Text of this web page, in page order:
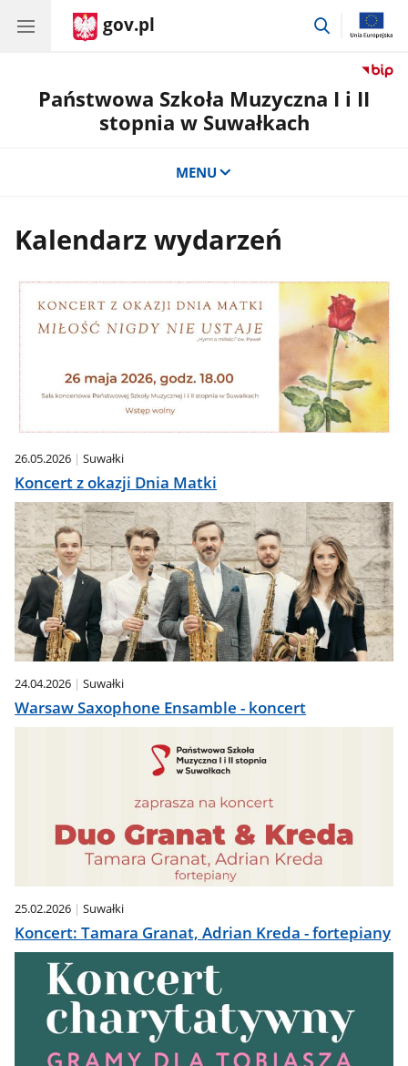
gov.pl
przejdź
Państwowa Szkoła Muzyczna I i II
stopnia w Suwałkach
MENU
Kalendarz wydarzeń
26.05.2026 Suwałki
Koncert z okazji Dnia Matki
24.04.2026 Suwałki
Warsaw Saxophone Ensamble - koncert
25.02.2026 Suwałki
Koncert: Tamara Granat, Adrian Kreda - fortepiany